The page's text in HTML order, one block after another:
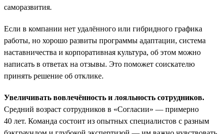
саморазвития.
Если в компании нет удалённого или гибридного графика
работы, но хорошо развиты программы адаптации, система
наставничества и корпоративная культура, об этом можно
написать в ответах на отзывы. Это поможет соискателю
принять решение об отклике.
Увеличивать вовлечённость и лояльность сотрудников.
Средний возраст сотрудников в «Согласии» — примерно
40 лет. Команда состоит из опытных специалистов с разным